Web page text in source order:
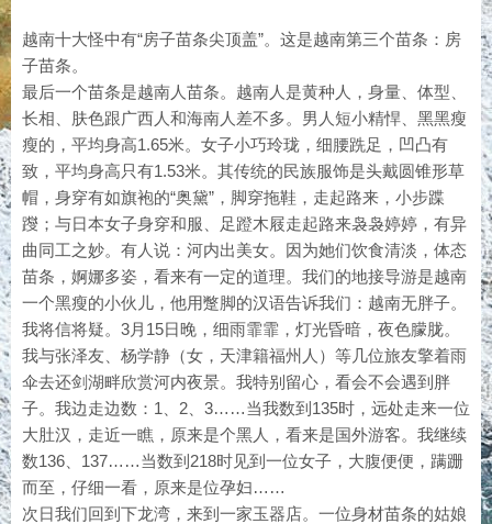
越南十大怪中有“房子苗条尖顶盖”。这是越南第三个苗条：房
子苗条。
最后一个苗条是越南人苗条。越南人是黄种人，身量、体型、
长相、肤色跟广西人和海南人差不多。男人短小精悍、黑黑瘦
瘦的，平均身高1.65米。女子小巧玲珑，细腰跣足，凹凸有
致，平均身高只有1.53米。其传统的民族服饰是头戴圆锥形草
帽，身穿有如旗袍的“奥黛”，脚穿拖鞋，走起路来，小步蹀
躞；与日本女子身穿和服、足蹬木屐走起路来袅袅婷婷，有异
曲同工之妙。有人说：河内出美女。因为她们饮食清淡，体态
苗条，婀娜多姿，看来有一定的道理。我们的地接导游是越南
一个黑瘦的小伙儿，他用蹩脚的汉语告诉我们：越南无胖子。
我将信将疑。3月15日晚，细雨霏霏，灯光昏暗，夜色朦胧。
我与张泽友、杨学静（女，天津籍福州人）等几位旅友擎着雨
伞去还剑湖畔欣赏河内夜景。我特别留心，看会不会遇到胖
子。我边走边数：1、2、3……当我数到135时，远处走来一位
大肚汉，走近一瞧，原来是个黑人，看来是国外游客。我继续
数136、137……当数到218时见到一位女子，大腹便便，蹒跚
而至，仔细一看，原来是位孕妇……
次日我们回到下龙湾，来到一家玉器店。一位身材苗条的姑娘